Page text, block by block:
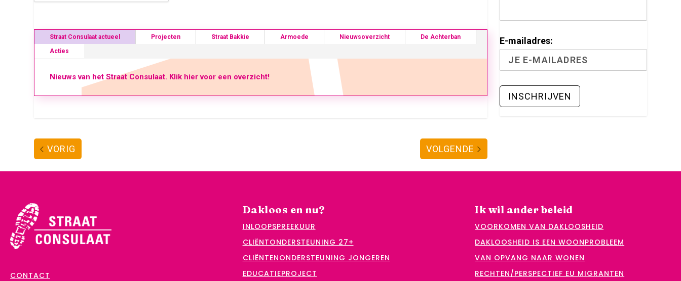
Straat Consulaat actueel Projecten Straat Bakkie Armoede Nieuwsoverzicht
De Achterban
Acties
Nieuws van het Straat Consulaat. Klik hier voor een overzicht!
VORIG VOLGENDE
E-mailadres:
CONTACT
Dakloos en nu?
INLOOPSPREEKUUR
CLIËNTONDERSTEUNING 27+
CLIËNTENONDERSTEUNING JONGEREN
EDUCATIEPROJECT
Ik wil ander beleid
VOORKOMEN VAN DAKLOOSHEID
DAKLOOSHEID IS EEN WOONPROBLEEM
VAN OPVANG NAAR WONEN
RECHTEN/PERSPECTIEF EU MIGRANTEN